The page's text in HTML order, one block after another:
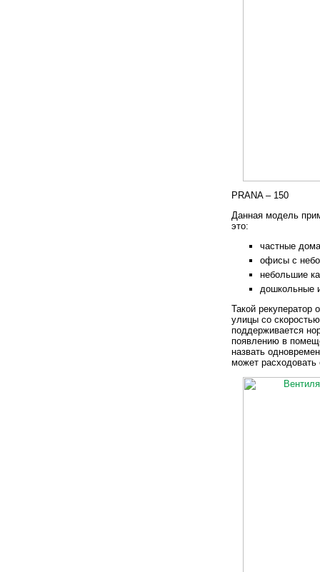
PRANA – 150
Данная модель
это:
частные
офисы с
небольшие
дошкольные
Такой рекуператор
улицы со
поддерживается
появлению в
назвать
может